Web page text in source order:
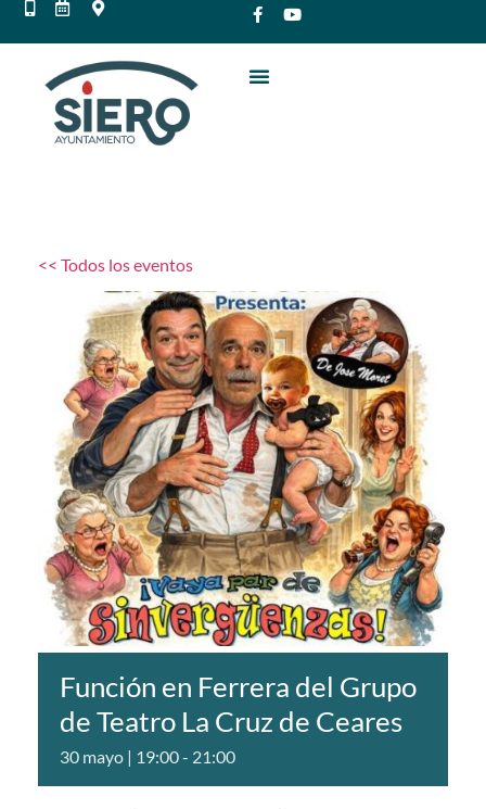
<< Todos los eventos
Función en Ferrera del Grupo
de Teatro La Cruz de Ceares
30 mayo | 19:00- 21:00